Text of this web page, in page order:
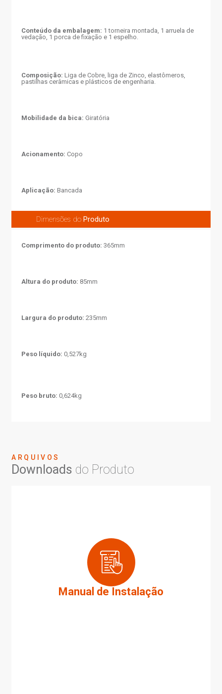
Conteúdo da embalagem: 1 torneira montada, 1 arruela de
vedação, 1 porca de fixação e 1 espelho.
Composição: Liga de Cobre, liga de Zinco, elastômeros,
pastilhas cerâmicas e plásticos de engenharia.
Mobilidade da bica: Giratória
Acionamento: Copo
Aplicação: Bancada
Dimensões doProduto
Comprimento do produto: 365mm
Altura do produto: 85mm
Largura do produto: 235mm
Peso líquido: 0,527kg
Peso bruto: 0,624kg
ARQUIVOS
Downloads do Produto
Manual de Instalação